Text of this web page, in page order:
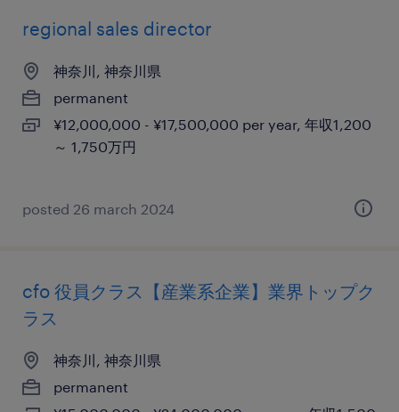
regional sales director
神奈川, 神奈川県
permanent
¥12,000,000 - ¥17,500,000 per year, 年収1,200
～ 1,750万円
posted 26 march 2024
cfo 役員クラス【産業系企業】業界トップク
ラス
神奈川, 神奈川県
permanent